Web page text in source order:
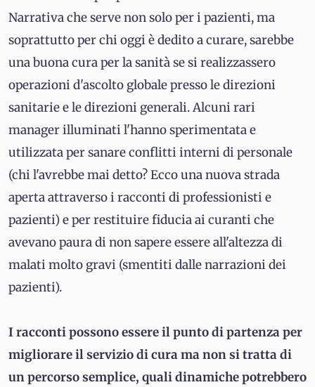
Narrativa che serve non solo per i pazienti, ma
soprattutto per chi oggi è dedito a curare, sarebbe
una buona cura per la sanità se si realizzassero
operazioni d'ascolto globale presso le direzioni
sanitarie e le direzioni generali. Alcuni rari
manager illuminati l'hanno sperimentata e
utilizzata per sanare conflitti interni di personale
(chi l'avrebbe mai detto? Ecco una nuova strada
aperta attraverso i racconti di professionisti e
pazienti) e per restituire fiducia ai curanti che
avevano paura di non sapere essere all'altezza di
malati molto gravi (smentiti dalle narrazioni dei
pazienti).
I racconti possono essere il punto di partenza per
migliorare il servizio di cura ma non si tratta di
un percorso semplice, quali dinamiche potrebbero